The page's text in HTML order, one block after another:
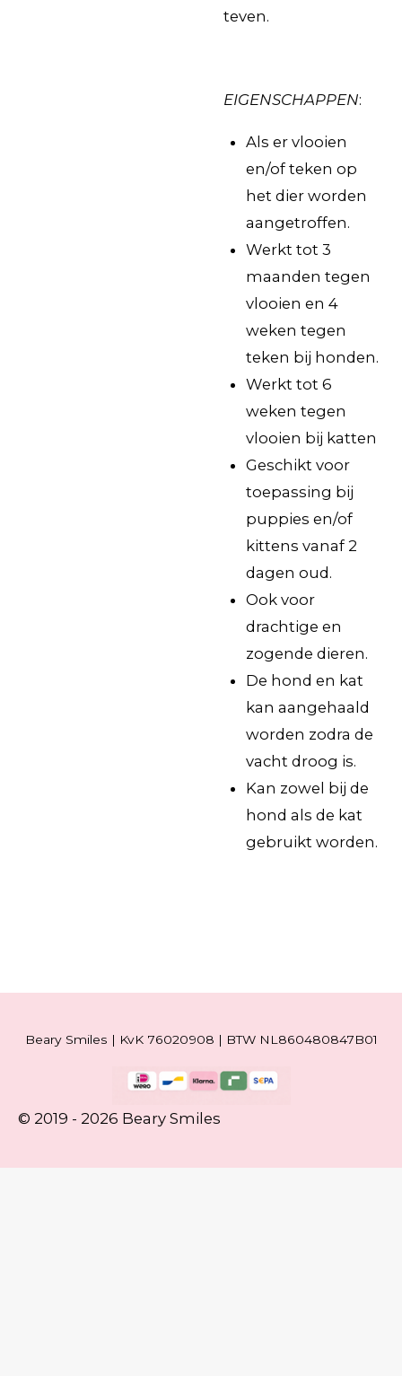
teven.
EIGENSCHAPPEN:
Als er vlooien
en/of teken op
het dier worden
aangetroffen.
Werkt tot 3
maanden tegen
vlooien en 4
weken tegen
teken bij honden.
Werkt tot 6
weken tegen
vlooien bij katten
Geschikt voor
toepassing bij
puppies en/of
kittens vanaf 2
dagen oud.
Ook voor
drachtige en
zogende dieren.
De hond en kat
kan aangehaald
worden zodra de
vacht droog is.
Kan zowel bij de
hond als de kat
gebruikt worden.
Beary Smiles | KvK 76020908 | BTW NL860480847B01
© 2019 - 2026 Beary Smiles